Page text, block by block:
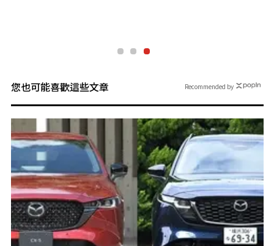
您也可能喜歡這些文章 Recommended by